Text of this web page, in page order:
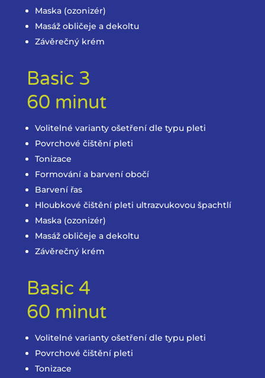
Maska (ozonizér)
Masáž obličeje a dekoltu
Závěrečný krém
Basic 3
60 minut
Volitelné varianty ošetření dle typu pleti
Povrchové čištění pleti
Tonizace
Formování a barvení obočí
Barvení řas
Hloubkové čištění pleti ultrazvukovou špachtlí
Maska (ozonizér)
Masáž obličeje a dekoltu
Závěrečný krém
Basic 4
60 minut
Volitelné varianty ošetření dle typu pleti
Povrchové čištění pleti
Tonizace